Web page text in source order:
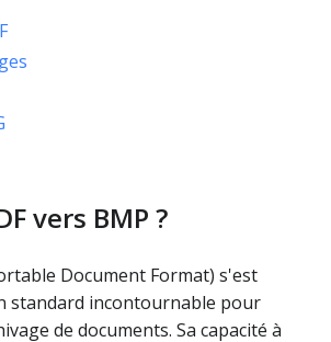
vers BMP ?
Document Format) s'est
standard incontournable pour
de documents. Sa capacité à